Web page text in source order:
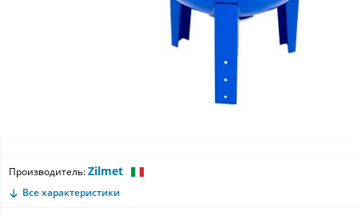
Производитель:Zilmet
Все характеристики